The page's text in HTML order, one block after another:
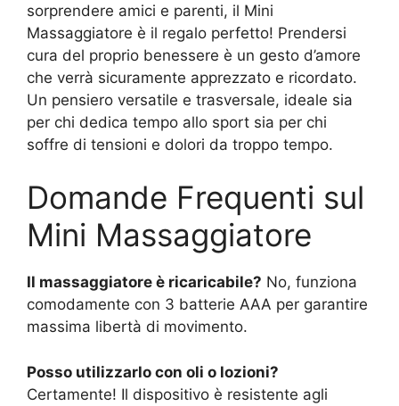
sorprendere amici e parenti, il Mini
Massaggiatore è il regalo perfetto! Prendersi
cura del proprio benessere è un gesto d’amore
che verrà sicuramente apprezzato e ricordato.
Un pensiero versatile e trasversale, ideale sia
per chi dedica tempo allo sport sia per chi
soffre di tensioni e dolori da troppo tempo.
Domande Frequenti sul
Mini Massaggiatore
Il massaggiatore è ricaricabile? No, funziona
comodamente con 3 batterie AAA per garantire
massima libertà di movimento.
Posso utilizzarlo con oli o lozioni?
Certamente! Il dispositivo è resistente agli